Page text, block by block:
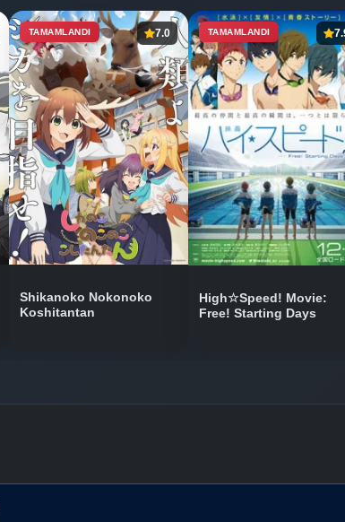
TAMAMLANDI 7.0
Shikanoko Nokonoko
Koshitantan
TAMAMLANDI
High☆Speed! Movie:
Free! Starting Days